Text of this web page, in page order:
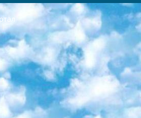
школа для глухих и слабослышащих детей. и экзамены в интернатах и быть реализован в виде письменного теста по математике. 11. Специальность для умственно отсталых детей. Для 9 класса Родной язык и литературное письмо Государственный язык (язык обучения – узбекский). для неклассов) написано Математическое письмо Письменная/устная история Узбекистана Физическое воспитание практично Итоговый контроль Для 11 класса Написание родного языка и литературы (эссе) Математическое письмо Узбекский язык (обучение на узбекском языке) не посещающее общее среднее образование для учреждений)/Образовательное учреждение выбор письменный и устный Иностранный язык письменный/устный Письменная/устная история Узбекистана *По выбору студента:  Химия  Физика  Основы государственного права  География 10 бесплатных образовательных ресурсов - Мы составили подборку онлайн-проектов с интерактивными упражнениями, видеолекциями и статьями. Они помогут вам обрести новые и освежить старые знания бесплатно. 1. «ИНТУИТ» Старейшая образовательная площадка Рунета. Здесь вы найдёте сотни текстовых и видеокурсов на десятки различных тем — от программирования до психологии. Многие курсы подготовлены российскими университетами и крупными международными компаниями вроде Intel и Microsoft. Самостоятельное обучение бесплатное, но желающие могут оплатить услуги персональных наставников. 2. «Смартия» знакомит с актуальными профессиями и подсказывает, как им обучаться. Выбрав заинтересовавшую вас специальность — SMM-специалист, фотограф, веб-дизайнер или другую, — увидите список необходимых для неё умений. Чтобы вы могли освоить их самостоятельно, для каждого умения площадка отображает подборку ссылок на учебные материалы. Хотя «Смартия» ориентируется на русскоязычную аудиторию, часть контента всё же доступна только на английском. 3. «Лекторий Физтеха» Проект Московского физико-технического института (Физтеха). С его помощью вы можете смотреть онлайн серии лекций, записанные на видео в этом вузе. В числе доступных предметов — физика, биология, химия, информационные технологии и другие. К некоторым лекциям администрация ресурса прилагает готовые конспекты, которые можно скачивать в PDF-формате. 4. ITMOcourses Онлайн-площадка Санкт-Петербургского национального исследовательского университета информационных технологий, механики и оптики (ИТМО). Ресурс предоставляет свободный доступ к курсам, разработанным в этом вузе. Каталог материалов разбит на четыре категории: «Оптические системы и технологии», «Приборостроение и робототехника», «Информационные технологии» и «Биотехнологии». Курсы состоят из видеолекций, интерактивных демонстраций и заданий. 5. «КиберЛенинка» Электронная научная библиотека открытого доступа. Каталог площадки регулярно обрастает текстами статей из различных научных изданий. Сгруппированные по журналам и рубрикам публикации можно читать онлайн или скачивать целиком в PDF-формате. Проект нацелен на популяризацию науки за счёт открытого доступа к качественной информации. 6. «ПостНаука» На этом ресурсе публикуют подборки видеолекций, составленные экспертами из разных отраслей и объединённые общими темами. Среди них, к примеру, есть серии «Биоинформатика и геномика», «Культура средневековой Скандинавии» и Cinema Studies о теории кино. Каждая подборка лекций — логически связанная история, рассказанная экспертом от первого лица. Кроме того, на сайте появляются научно-образовательные статьи и тесты на разные темы. 7. «Newочём» Команда проекта «Newочём» отбирает самые интересные тексты из англоязычных СМИ и переводит те из них, за которые голосуют участники сообщества «ВКонтакте». По большей части это научно-популярные статьи. Редакторы придумывают лишь заголовки, в остальном содержание переводов соответствует оригиналам. Полные тексты можно читать прямо в социальной сети. 8. InternetUrok Онлайн-база материалов по основным дисциплинам школьной программы. Информация на сайте структурирована по классам, предметам и темам (урокам). Каждый урок состоит из видеолекций и конспектов. Есть также интерактивные тренажёры и тесты для закрепления пройденного материала. Даже если вы давно окончили школу, возможность повторить программу старших классов всегда может пригодиться. 9. Edutainme Ещё один ресурс об образовании. В отличие от Newtonew, как мне кажется, Edutainme больше ориентируется на представителей индустрии: педагогов, предпринимателей, разработчиков образовательных проектов. Но и любой, кто просто стремится к саморазвитию, найдёт на сайте много полезного и интересного для себя. Например, информацию о новых курсах и образовательных сервисах. 10. Newtonew Онлайн-медиа об образовании и обучении в широком смысле. Авторы Newtonew пишут об инструментах, заведениях, тактиках и стратегиях, которые помогают учить других и получать новые знания самостоятельно. На этой площадке вы найдёте новости, обзоры, аналитические мат